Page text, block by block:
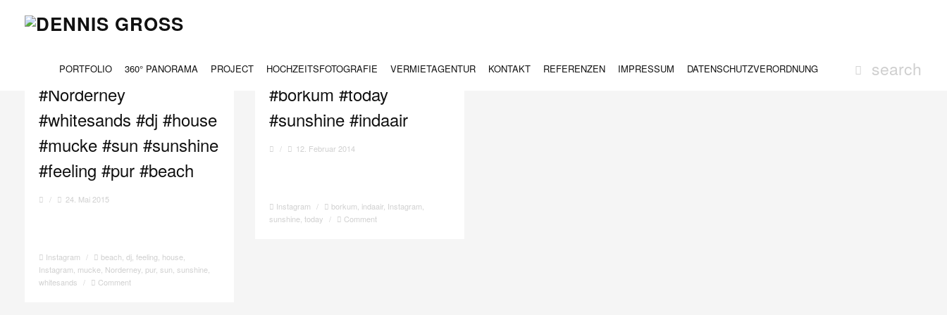
PORTFOLIO 360° PANORAMA PROJECT HOCHZEITSFOTOGRAFIE VERMIETAGENTUR KONTAKT REFERENZEN IMPRESSUM DATENSCHUTZVERORDNUNG
TAG ARCHIVES:SUNSHINE
#Norderney
#whitesands #dj #house
#mucke #sun #sunshine
#feeling #pur #beach
/ 24. Mai 2015
Instagram / beach,dj,feeling, house,
Instagram, mucke, Norderney, pur,sun,sunshine,
whitesands / Comment
#borkum #today
#sunshine #indaair
/ 12. Februar 2014
Instagram / borkum, indaair, Instagram,
sunshine,today / Comment